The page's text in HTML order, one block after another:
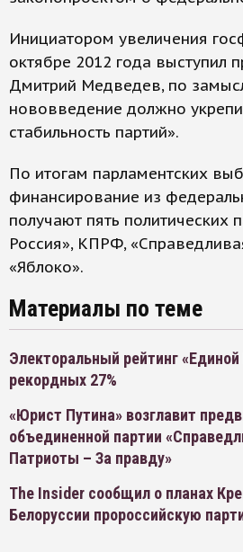
Инициатором увеличения
октябре 2012 года выступил
Дмитрий Медведев, по
нововведение должно
стабильность партий».
По итогам парламентских
финансирование из
получают пять политических
Россия», КПРФ,
«Яблоко».
Материалы по теме
Электоральный рейтинг
рекордных 27%
«Юрист Путина» возглавит
объединенной партии
Патриоты – За правду»
The Insider сообщил о планах
Белоруссии пророссийскую